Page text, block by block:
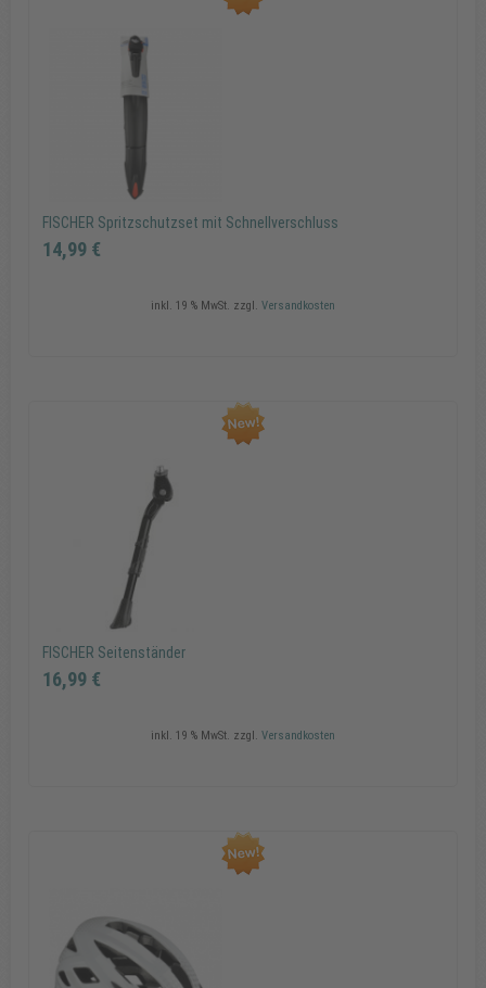
FISCHER Spritzschutzset mit Schnellverschluss
14,99 €
FISCHER Spritzschutzset mit Schnellverschluss
inkl. 19 % MwSt. zzgl. Versandkosten
FISCHER Seitenständer
16,99 €
inkl. 19 % MwSt. zzgl. Versandkosten